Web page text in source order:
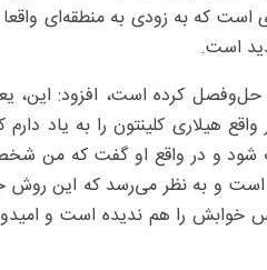
است که به زودی به منطقه‌ای
است.
کرده است، افزود: این،
هیلاری کلینتون را به یاد
شود و در واقع او گفت که من
و به نظر می‌رسد که این روش
را هم ندیده است و